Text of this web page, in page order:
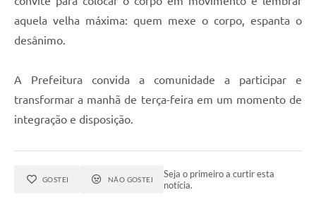
aquela velha máxima: quem mexe o corpo, espanta o
desânimo.
A Prefeitura convida a comunidade a participar e
transformar a manhã de terça-feira em um momento de
integração e disposição.
GOSTEI NÃO GOSTEI
Seja o primeiro a curtir esta
notícia.